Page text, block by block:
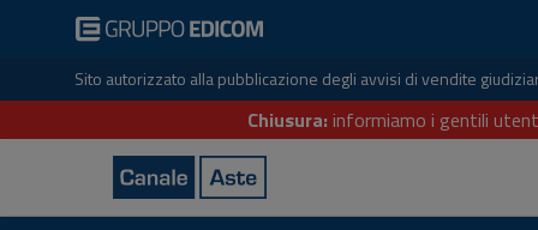
Sito autorizzato alla pubblicazione degli avvisi di vendite
Chiusura: informiamo i gentili